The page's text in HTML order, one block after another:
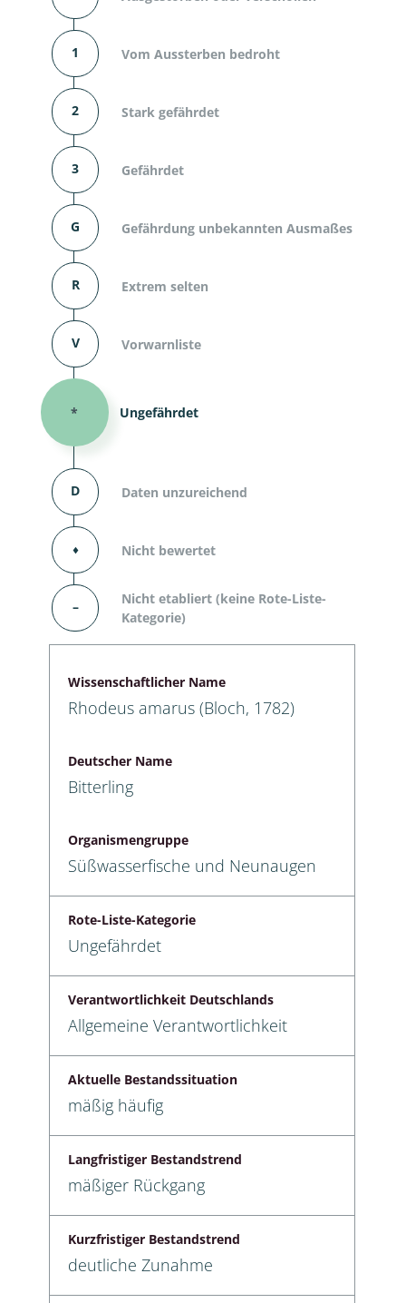
1 Vom Aussterben bedroht
2 Stark gefährdet
3 Gefährdet
G Gefährdung unbekannten Ausmaßes
R Extrem selten
V Vorwarnliste
* Ungefährdet
D Daten unzureichend
⬧ Nicht bewertet
–
Nicht etabliert (keine Rote-Liste-
Kategorie)
Wissenschaftlicher Name
Rhodeus amarus (Bloch, 1782)
Deutscher Name
Bitterling
Organismengruppe
Süßwasserfische und Neunaugen
Rote-Liste-Kategorie
Ungefährdet
Verantwortlichkeit Deutschlands
Allgemeine Verantwortlichkeit
Aktuelle Bestandssituation
mäßig häufig
Langfristiger Bestandstrend
mäßiger Rückgang
Kurzfristiger Bestandstrend
deutliche Zunahme